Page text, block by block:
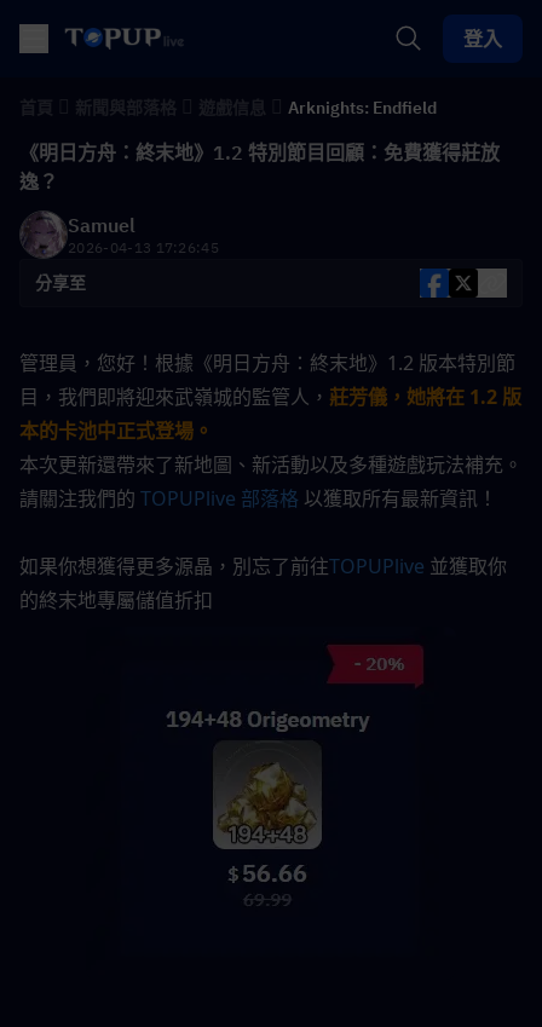
登入
Arknights: Endfield
《明日方舟：終末地》1.2 特別節目回顧：免費獲得莊放
逸？
Samuel
2026-04-13 17:26:45
分享至
管理員，您好！根據《明日方舟：終末地》1.2 版本特別節
目，我們即將迎來武嶺城的監管人， 莊芳儀，她將在 1.2 版
本的卡池中正式登場。
本次更新還帶來了新地圖、新活動以及多種遊戲玩法補充。
請關注我們的 TOPUPlive 部落格 以獲取所有最新資訊！
如果你想獲得更多源晶，別忘了前往TOPUPlive 並獲取你
的終末地專屬儲值折扣